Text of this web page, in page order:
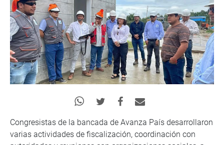
Congresistas de la bancada de Avanza País desarrollaron
varias actividades de fiscalización, coordinación con